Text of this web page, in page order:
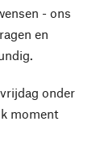
- ons
en
onder
moment